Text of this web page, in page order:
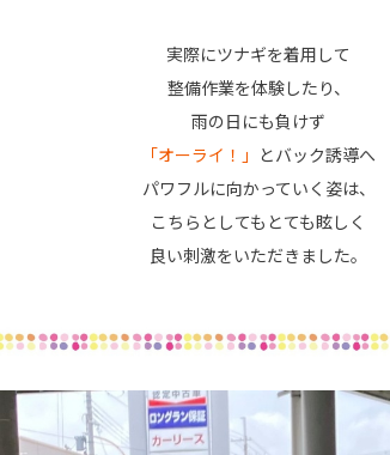
実際にツナギを着用して
整備作業を体験したり、
雨の日にも負けず
「オーライ！」 とバック誘導へ
パワフルに向かっていく姿は、
こちらとしてもとても眩しく
良い刺激をいただきました。